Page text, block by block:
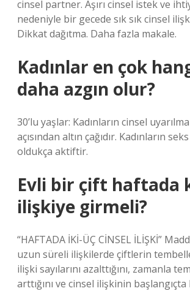
cinsel partner. Aşırı cinsel istek ve
nedeniyle bir gecede sık sık cinsel
Dikkat dağıtma. Daha fazla makale.
Kadınlar en çok
daha azgın olur?
30’lu yaşlar: Kadınların cinsel
açısından altın çağıdır. Kadınların
oldukça aktiftir.
Evli bir çift haftada
ilişkiye girmeli?
“HAFTADA İKİ-ÜÇ CİNSEL İLİŞKİ”
uzun süreli ilişkilerde çiftlerin
ilişki sayılarını azalttığını, zamanla
arttığını ve cinsel ilişkinin